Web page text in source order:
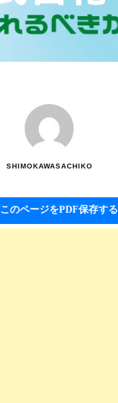
SHIMOKAWASACHIKO
このページをPDF保存する